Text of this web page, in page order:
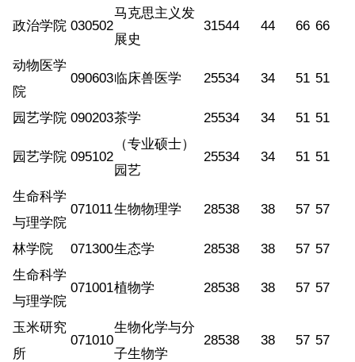
政治学院 030502
马克思主义发
展史
31544 44 66 66
动物医学
院
090603临床兽医学 25534 34 51 51
园艺学院 090203茶学 25534 34 51 51
园艺学院 095102
（专业硕士）
园艺
25534 34 51 51
生命科学
与理学院
071011生物物理学 28538 38 57 57
林学院 071300生态学 28538 38 57 57
生命科学
与理学院
071001植物学 28538 38 57 57
玉米研究
所
071010
生物化学与分
子生物学
28538 38 57 57